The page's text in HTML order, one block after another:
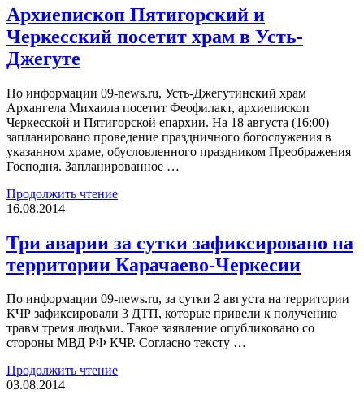
Архиепископ Пятигорский и
Черкесский посетит храм в Усть-
Джегуте
По информации 09-news.ru, Усть-Джегутинский храм
Архангела Михаила посетит Феофилакт, архиепископ
Черкесской и Пятигорской епархии. На 18 августа (16:00)
запланировано проведение праздничного богослужения в
указанном храме, обусловленного праздником Преображения
Господня. Запланированное …
Продолжить чтение
16.08.2014
Три аварии за сутки зафиксировано на
территории Карачаево-Черкесии
По информации 09-news.ru, за сутки 2 августа на территории
КЧР зафиксировали 3 ДТП, которые привели к получению
травм тремя людьми. Такое заявление опубликовано со
стороны МВД РФ КЧР. Согласно тексту …
Продолжить чтение
03.08.2014